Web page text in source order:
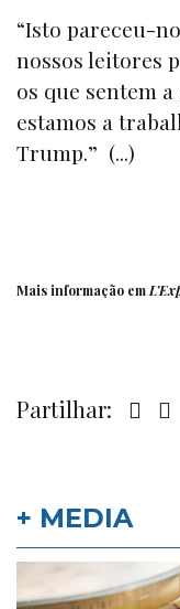
“Isto pareceu-
nossos leitores
os que sentem
estamos a
Trump.” (...)
Mais informação em
Partilhar:
+ MEDIA